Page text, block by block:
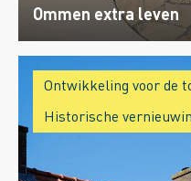
Ommen extra leven
Ontwikkeling voor de
Historische